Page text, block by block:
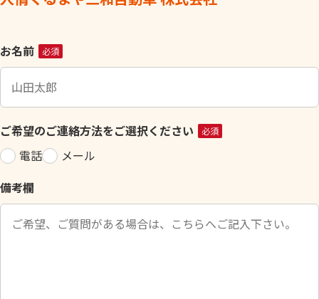
こ
の
ィ
ー
ル
ド
空
の
お名前 必須
ご希望のご連絡方法をご選択ください 必須
電話
メール
備考欄